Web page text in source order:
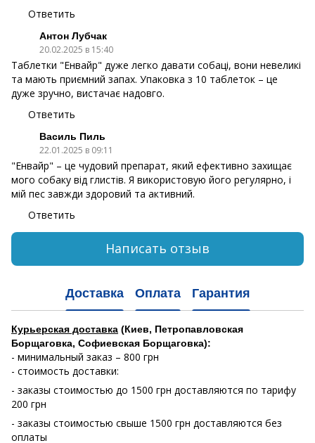
Ответить
Антон Лубчак
20.02.2025 в 15:40
Таблетки "Енвайр" дуже легко давати собаці, вони невеликі
та мають приємний запах. Упаковка з 10 таблеток – це
дуже зручно, вистачає надовго.
Ответить
Василь Пиль
22.01.2025 в 09:11
"Енвайр" – це чудовий препарат, який ефективно захищає
мого собаку від глистів. Я використовую його регулярно, і
мій пес завжди здоровий та активний.
Ответить
Написать отзыв
Доставка Оплата Гарантия
Курьерская доставка (Киев, Петропавловская
Борщаговка, Софиевская Борщаговка):
- минимальный заказ – 800 грн
- стоимость доставки:
- заказы стоимостью до 1500 грн доставляются по тарифу
200 грн
- заказы стоимостью свыше 1500 грн доставляются без
оплаты